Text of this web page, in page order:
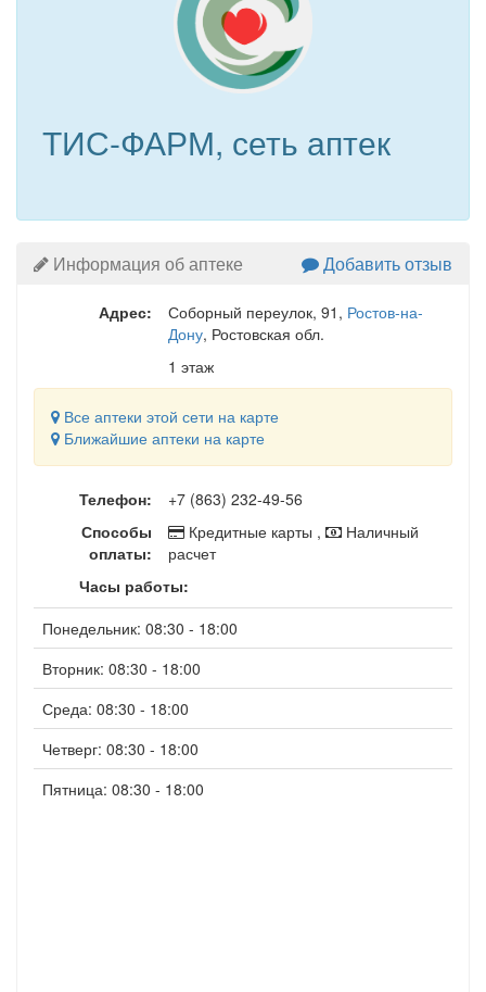
ТИС-ФАРМ, сеть аптек
Информация об аптеке Добавить отзыв
Адрес: Соборный переулок, 91 , Ростов-на-
Дону, Ростовская обл.
1 этаж
Все аптеки этой сети на карте
Ближайшие аптеки на карте
Телефон:
+7 (863) 232-49-56
Способы
оплаты:
Кредитные карты ,
Наличный
расчет
Часы работы:
Понедельник: 08:30 - 18:00
Вторник: 08:30 - 18:00
Среда: 08:30 - 18:00
Четверг: 08:30 - 18:00
Пятница: 08:30 - 18:00